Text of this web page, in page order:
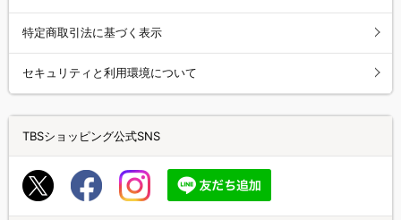
特定商取引法に基づく表示
セキュリティと利用環境について
TBSショッピング公式SNS